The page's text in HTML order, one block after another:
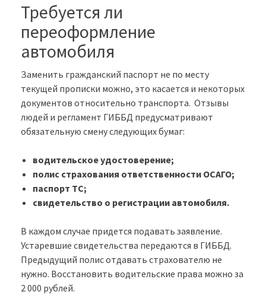
Требуется ли
переоформление
автомобиля
Заменить гражданский паспорт не по месту
текущей прописки можно, это касается и некоторых
документов относительно транспорта. Отзывы
людей и регламент ГИББД предусматривают
обязательную смену следующих бумаг:
водительское удостоверение;
полис страхования ответственности ОСАГО;
паспорт ТС;
свидетельство о регистрации автомобиля.
В каждом случае придется подавать заявление.
Устаревшие свидетельства передаются в ГИББД.
Предыдущий полис отдавать страхователю не
нужно. Восстановить водительские права можно за
2 000 рублей.